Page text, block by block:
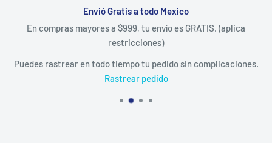
Envió Gratis a todo Mexico
En compras mayores a $999, tu envío es GRATIS. (aplica
restricciones)
Puedes rastrear en todo tiempo tu pedido sin complicaciones.
Rastrear pedido